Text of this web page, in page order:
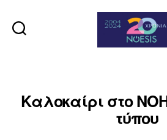
Καλοκαίρι στο
τύπου